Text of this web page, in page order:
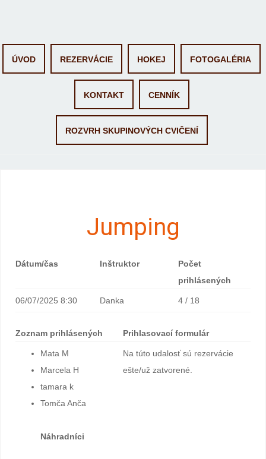
Skip
ÚVOD REZERVÁCIE HOKEJ FOTOGALÉRIA
KONTAKT CENNÍK
ROZVRH SKUPINOVÝCH CVIČENÍ
Jumping
Dátum/čas Inštruktor
Počet
prihlásených
06/07/2025 8:30 Danka 4 / 18
Zoznam prihlásených Prihlasovací formulár
Mata M
Marcela H
tamara k
Tomča Anča
Náhradníci
Na túto udalosť sú rezervácie
ešte/už zatvorené.